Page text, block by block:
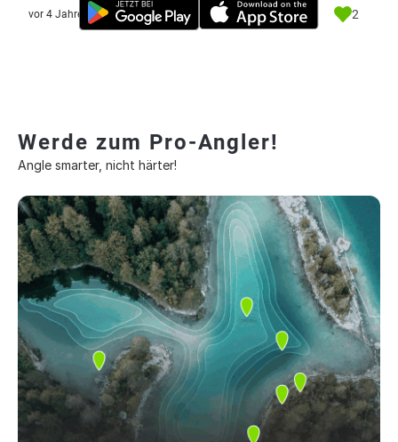
vor 4 Jahre 2
Werde zum Pro-Angler!
Angle smarter, nicht härter!